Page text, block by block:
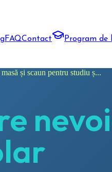
FAQContact Program de
și scaun pentru studiu ș...